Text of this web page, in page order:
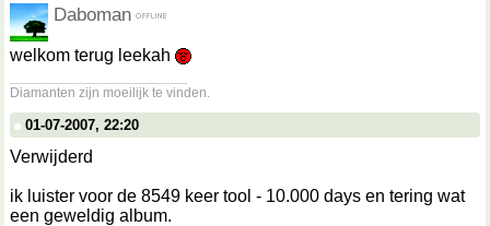
Daboman
welkom terug leekah
Diamanten zijn moeilijk te vinden.
01-07-2007, 22:20
Verwijderd
ik luister voor de 8549 keer tool - 10.000 days en tering wat
een geweldig album.